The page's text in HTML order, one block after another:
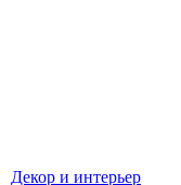
Декор и интерьер